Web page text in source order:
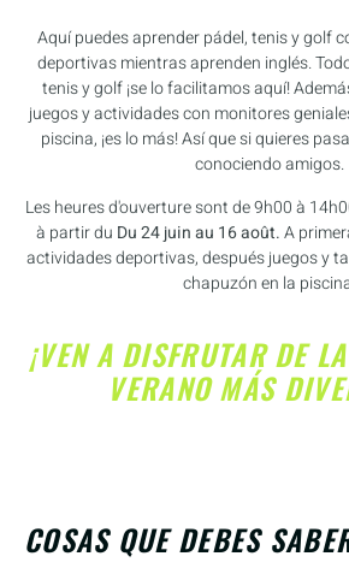
Aquí puedes aprender pádel, tenis y golf
deportivas mientras aprenden inglés.
tenis y golf ¡se lo facilitamos aquí!
juegos y actividades con monitores
piscina, ¡es lo más! Así que si quieres
conociendo amigos.
Les heures d'ouverture sont de 9h00 à
à partir du Du 24 juin au 16 août.A
actividades deportivas, después juegos y
chapuzón en la
¡VEN A DISFRUTAR DE
VERANO MÁS
COSAS QUE DEBES